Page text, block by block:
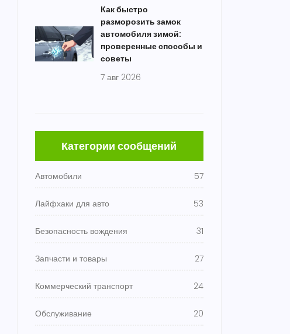
Как быстро
разморозить замок
автомобиля зимой:
проверенные способы и
советы
7 авг 2026
Категории сообщений
Автомобили 57
Лайфхаки для авто 53
Безопасность вождения 31
Запчасти и товары 27
Коммерческий транспорт 24
Обслуживание 20